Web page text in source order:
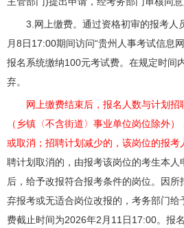
3.网上缴费。通过资格初审的报考人
月8日17:00期间访问“贵州人事考试信息
报名系统缴纳100元考试费。在规定时间
弃。
网上缴费结束后，报名人数与计划
（乡镇〈不含街道〉事业单位岗位除外
或取消；招聘计划减少的，该岗位的报考
聘计划取消的，由报考该岗位的考生本
后，给予改报符合报考条件的岗位。因
弃报考或无适合岗位改报的，考务部门给
费截止时间为2026年2月11日17:00。报